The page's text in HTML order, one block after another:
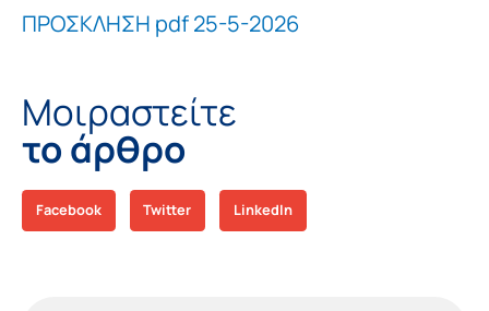
ΠΡΟΣΚΛΗΣΗ pdf 25-5-2026
Μοιραστείτε
το άρθρο
Facebook Twitter LinkedIn